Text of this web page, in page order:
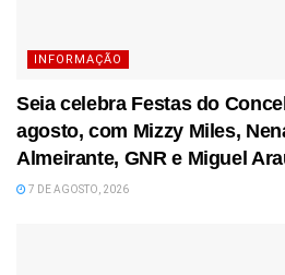
INFORMAÇÃO
Seia celebra Festas do
agosto, com Mizzy Miles,
Almeirante, GNR e Miguel
7 DE AGOSTO, 2026